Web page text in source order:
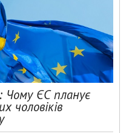
Чому ЄС планує
чоловіків